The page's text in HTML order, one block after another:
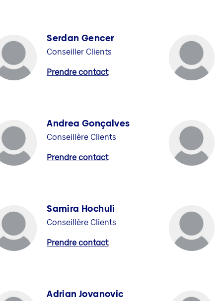
Serdan Gencer
Conseiller Clients
Prendre contact
Andrea Gonçalves
Conseillère Clients
Prendre contact
Samira Hochuli
Conseillère Clients
Prendre contact
Adrian Jovanovic